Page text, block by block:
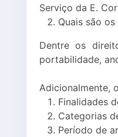
Serviço da E.
Quais são
Dentre os
portabilidade,
Adicionalmente,
Finalidades
Categorias
Período de